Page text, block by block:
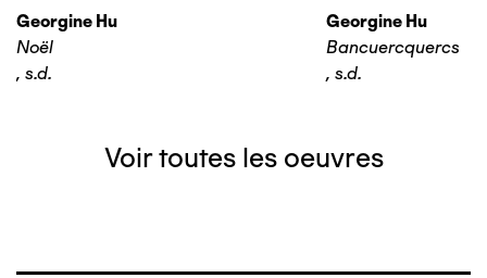
Georgine Hu
Noël
, s.d.
Georgine Hu
Bancuercquercs
, s.d.
Voir toutes les oeuvres